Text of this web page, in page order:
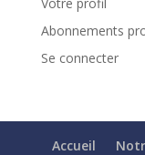
Abonnements
Se connecter
Accueil